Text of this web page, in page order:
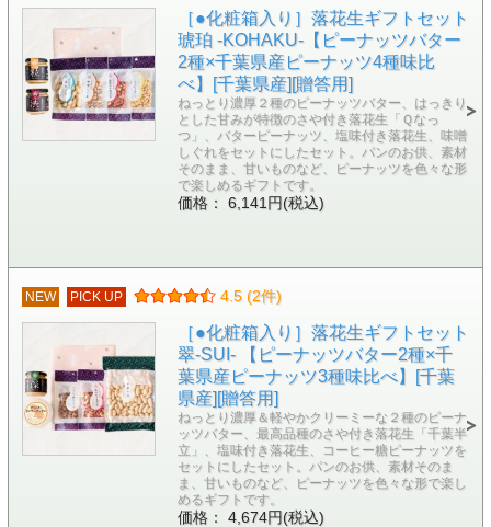
［●化粧箱入り］落花生ギフトセット
琥珀 -KOHAKU-【ピーナッツバター
2種×千葉県産ピーナッツ4種味比
べ】[千葉県産][贈答用]
ねっとり濃厚２種のピーナッツバター、はっきり
とした甘みが特徴のさや付き落花生「Ｑなっ
つ」、バターピーナッツ、塩味付き落花生、味噌
しぐれをセットにしたセット。パンのお供、素材
そのまま、甘いものなど、ピーナッツを色々な形
で楽しめるギフトです。
価格： 6,141円(税込)
NEW PICK UP 4.5 (2件)
［●化粧箱入り］落花生ギフトセット
翠-SUI- 【ピーナッツバター2種×千
葉県産ピーナッツ3種味比べ】[千葉
県産][贈答用]
ねっとり濃厚＆軽やかクリーミーな２種のピーナ
ッツバター、最高品種のさや付き落花生「千葉半
立」、塩味付き落花生、コーヒー糖ピーナッツを
セットにしたセット。パンのお供、素材そのま
ま、甘いものなど、ピーナッツを色々な形で楽し
めるギフトです。
価格： 4,674円(税込)